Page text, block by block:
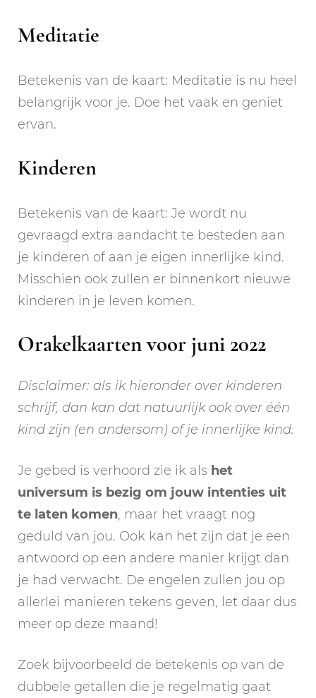
Meditatie
Betekenis van de kaart: Meditatie is nu heel
belangrijk voor je. Doe het vaak en geniet
ervan.
Kinderen
Betekenis van de kaart: Je wordt nu
gevraagd extra aandacht te besteden aan
je kinderen of aan je eigen innerlijke kind.
Misschien ook zullen er binnenkort nieuwe
kinderen in je leven komen.
Orakelkaarten voor juni 2022
Disclaimer: als ik hieronder over kinderen
schrijf, dan kan dat natuurlijk ook over één
kind zijn (en andersom) of je innerlijke kind.
Je gebed is verhoord zie ik als het
universum is bezig om jouw intenties uit
te laten komen, maar het vraagt nog
geduld van jou. Ook kan het zijn dat je een
antwoord op een andere manier krijgt dan
je had verwacht. De engelen zullen jou op
allerlei manieren tekens geven, let daar dus
meer op deze maand!
Zoek bijvoorbeeld de betekenis op van de
dubbele getallen die je regelmatig gaat